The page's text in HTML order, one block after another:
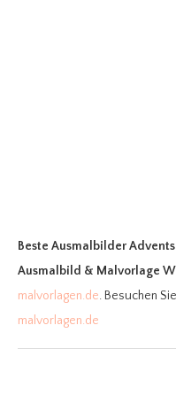
Beste Ausmalbilder
Ausmalbild & Malvorlage
malvorlagen.de. Besuchen
malvorlagen.de